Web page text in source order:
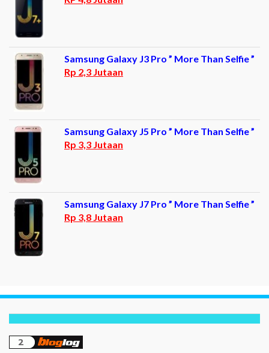
Samsung Galaxy J3 Pro ” More Than Selfie ”
Rp 2,3 Jutaan
Samsung Galaxy J5 Pro ” More Than Selfie ”
Rp 3,3 Jutaan
Samsung Galaxy J7 Pro ” More Than Selfie ”
Rp 3,8 Jutaan